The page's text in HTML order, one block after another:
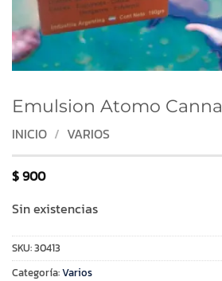
Emulsion Atomo
INICIO / VARIOS
$900
Sin existencias
SKU:30413
Categoría:Varios